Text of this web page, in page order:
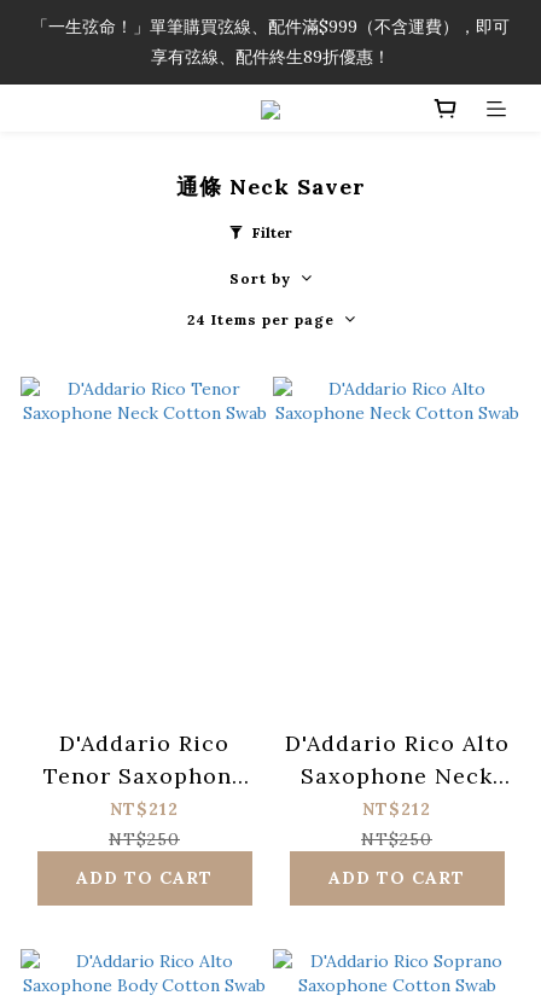
「一生弦命！」單筆購買弦線、配件滿$999（不含運費），即可
享有弦線、配件終生89折優惠！
「一生弦命！」單筆購買弦線、配件滿$999（不含運費），即可
享有弦線、配件終生89折優惠！
加入會員即領2000元購物金。 加入購物車查看更多折扣！
「一生弦命！」單筆購買弦線、配件滿$999（不含運費），即可
享有弦線、配件終生89折優惠！
通條 Neck Saver
Filter
Sort by
24 Items per page
D'Addario Rico
Tenor Saxophone
Neck Cotton Swab
NT$212
NT$250
ADD TO CART
D'Addario Rico Alto
Saxophone Neck
Cotton Swab
NT$212
NT$250
ADD TO CART